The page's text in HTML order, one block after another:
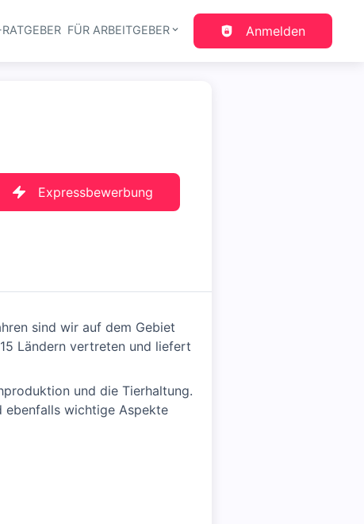
FÜR ARBEITGEBER Anmelden
Expressbewerbung
sind wir auf dem Gebiet
Ländern vertreten und liefert
und die Tierhaltung.
ebenfalls wichtige Aspekte